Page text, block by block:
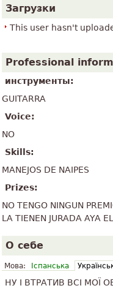
Загрузки
This user hasn't
Professional
инструменты:
GUITARRA
Voice:
NO
Skills:
MANEJOS DE NAIPES
Prizes:
NO TENGO NINGUN
LA TIENEN JURADA AYA
О себе
Мова: Іспанська
НУ І ВТРАТИВ ВСІ МОЇ